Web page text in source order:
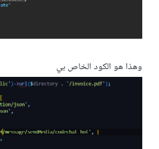
وهذا هو الكود الخاص بي